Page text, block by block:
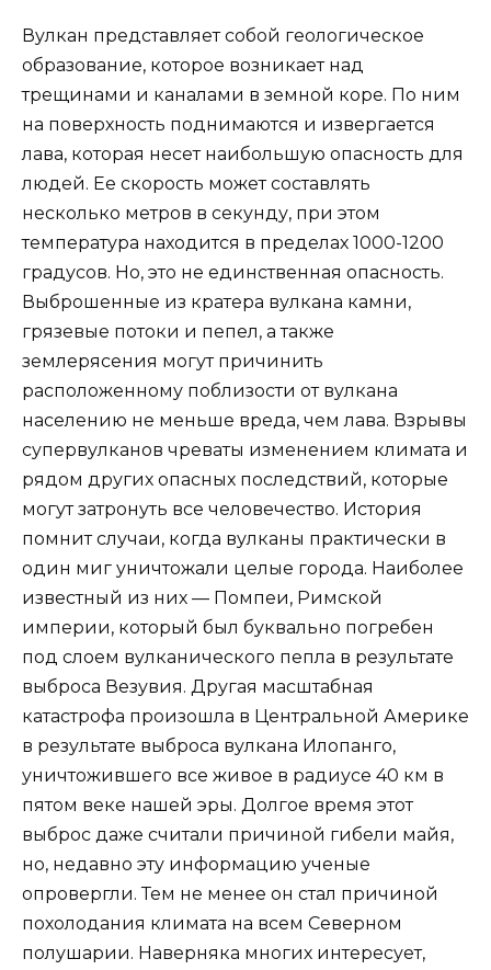
Вулкан представляет собой геологическое
образование, которое возникает над
трещинами и каналами в земной коре. По ним
на поверхность поднимаются и извергается
лава, которая несет наибольшую опасность для
людей. Ее скорость может составлять
несколько метров в секунду, при этом
температура находится в пределах 1000-1200
градусов. Но, это не единственная опасность.
Выброшенные из кратера вулкана камни,
грязевые потоки и пепел, а также
землерясения могут причинить
расположенному поблизости от вулкана
населению не меньше вреда, чем лава. Взрывы
супервулканов чреваты изменением климата и
рядом других опасных последствий, которые
могут затронуть все человечество. История
помнит случаи, когда вулканы практически в
один миг уничтожали целые города. Наиболее
известный из них — Помпеи, Римской
империи, который был буквально погребен
под слоем вулканического пепла в результате
выброса Везувия. Другая масштабная
катастрофа произошла в Центральной Америке
в результате выброса вулкана Илопанго,
уничтожившего все живое в радиусе 40 км в
пятом веке нашей эры. Долгое время этот
выброс даже считали причиной гибели майя,
но, недавно эту информацию ученые
опровергли. Тем не менее он стал причиной
похолодания климата на всем Северном
полушарии. Наверняка многих интересует,